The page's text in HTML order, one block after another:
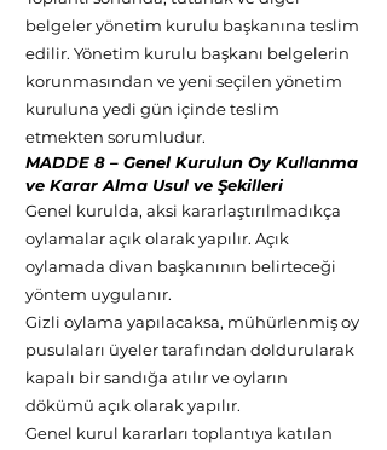
belgeler yönetim kurulu başkanına teslim
edilir. Yönetim kurulu başkanı belgelerin
korunmasından ve yeni seçilen yönetim
kuruluna yedi gün içinde teslim
etmekten sorumludur.
MADDE 8 – Genel Kurulun Oy Kullanma
ve Karar Alma Usul ve Şekilleri
Genel kurulda, aksi kararlaştırılmadıkça
oylamalar açık olarak yapılır. Açık
oylamada divan başkanının belirteceği
yöntem uygulanır.
Gizli oylama yapılacaksa, mühürlenmiş oy
pusulaları üyeler tarafından doldurularak
kapalı bir sandığa atılır ve oyların
dökümü açık olarak yapılır.
Genel kurul kararları toplantıya katılan